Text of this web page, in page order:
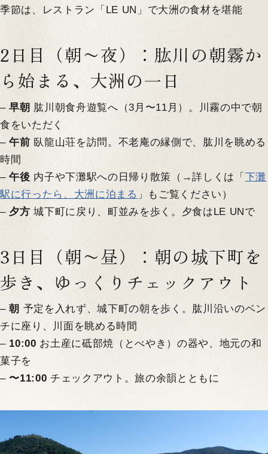
季節は、レストラン「LE UN」で大洲の食材を堪能
2日目（朝〜夜）：肱川の朝霧か
ら始まる、大洲の一日
–早朝 肱川朝食舟遊覧へ（3月〜11月）。川霧の中で朝
食をいただく
–午前 臥龍山荘を訪問。不老庵の縁側で、肱川を眺める
時間
–午後 内子や下灘駅への日帰り散策（→詳しくは「 下灘
駅に行ったら、大洲に泊まる 」もご覧ください）
– 夕方 城下町に戻り、町並みを歩く。夕食はLE UNで
3日目（朝〜昼）：朝の城下町を
歩き、ゆっくりチェックアウト
–朝 予定を入れず、城下町の朝を歩く。肱川沿いのベン
チに座り、川面を眺める時間
– 10:00 お土産に砥部焼（とべやき）の器や、地元の和
菓子を
– 〜11:00 チェックアウト。旅の余韻とともに